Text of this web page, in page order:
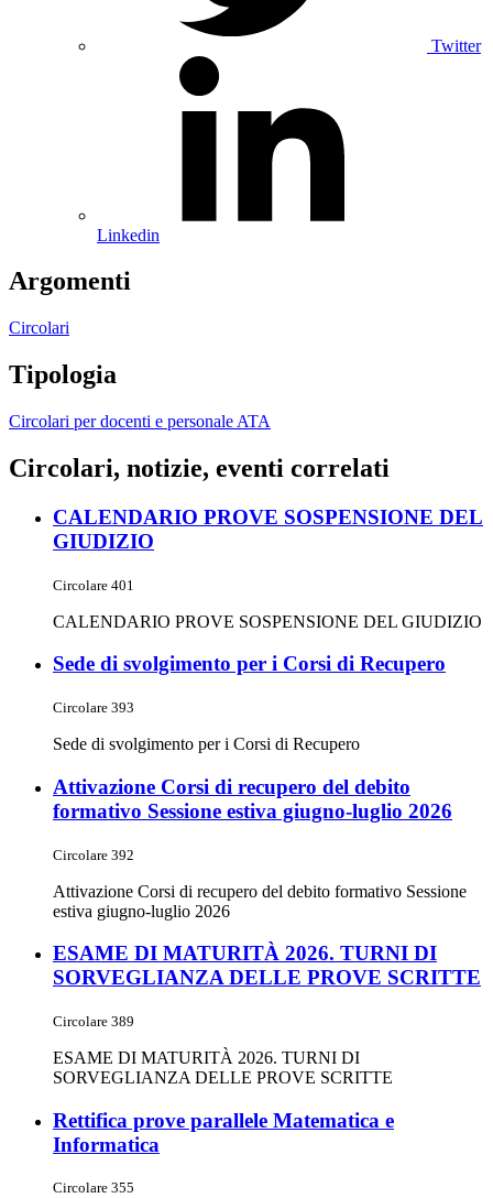
Twitter
Linkedin
Argomenti
Circolari
Tipologia
Circolari per docenti e personale ATA
Circolari, notizie, eventi correlati
CALENDARIO PROVE SOSPENSIONE DEL
GIUDIZIO
Circolare 401
CALENDARIO PROVE SOSPENSIONE DEL GIUDIZIO
Sede di svolgimento per i Corsi di Recupero
Circolare 393
Sede di svolgimento per i Corsi di Recupero
Attivazione Corsi di recupero del debito
formativo Sessione estiva giugno-luglio 2026
Circolare 392
Attivazione Corsi di recupero del debito formativo Sessione
estiva giugno-luglio 2026
ESAME DI MATURITÀ 2026. TURNI DI
SORVEGLIANZA DELLE PROVE SCRITTE
Circolare 389
ESAME DI MATURITÀ 2026. TURNI DI
SORVEGLIANZA DELLE PROVE SCRITTE
Rettifica prove parallele Matematica e
Informatica
Circolare 355